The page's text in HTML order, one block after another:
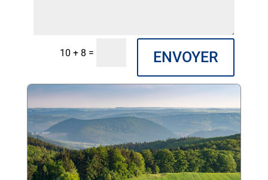
10 + 8 = ENVOYER